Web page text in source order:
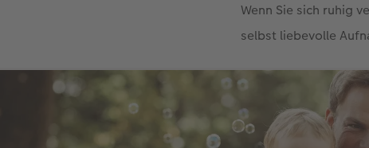
Wenn Sie sich ruhig
selbst liebevolle